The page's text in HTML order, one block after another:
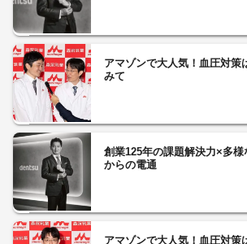
アマゾンで大人気！血圧対策
みて
創業125年の課題解決力×多
からの電通
アマゾンで大人気！血圧対策